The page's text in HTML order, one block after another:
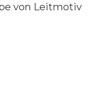
von Leitmotiv